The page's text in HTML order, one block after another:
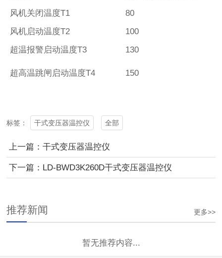
风机关闭温度T1
80
风机启动温度T2
100
超温报警启动温度T3
130
超高温跳闸启动温度T4 150
标签： 干式变压器温控仪 全部
上一篇：干式变压器温控仪
下一篇：LD-BWD3K260D干式变压器温控仪
更多>>
推荐新闻
暂无推荐内容...